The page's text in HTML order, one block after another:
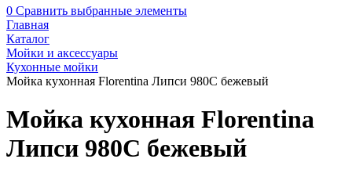
0 Сравнить выбранные элементы
Главная
Каталог
Мойки и аксессуары
Кухонные мойки
Мойка кухонная Florentina Липси 980С бежевый
Мойка кухонная Florentina
Липси 980С бежевый